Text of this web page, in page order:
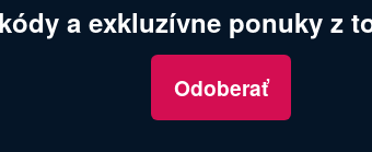
a exkluzívne ponuky z
Odoberať